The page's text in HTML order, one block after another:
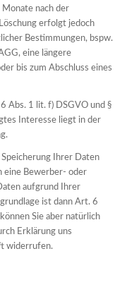
nach der
erfolgt jedoch
Bestimmungen, bspw.
eine längere
bis zum Abschluss eines
Abs. 1 lit. f) DSGVO und §
Interesse liegt in der
Ihrer Daten
eine Bewerber- oder
aufgrund Ihrer
ist dann Art. 6
Sie aber natürlich
Erklärung uns
widerrufen.